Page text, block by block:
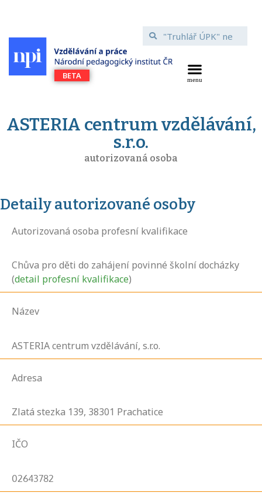
ASTERIA centrum vzdělávání,
s.r.o.
autorizovaná osoba
Detaily autorizované osoby
Autorizovaná osoba profesní kvalifikace
Chůva pro děti do zahájení povinné školní docházky
(detail profesní kvalifikace)
Název
ASTERIA centrum vzdělávání, s.r.o.
Adresa
Zlatá stezka 139, 38301 Prachatice
IČO
02643782